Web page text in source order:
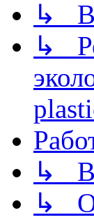
↳
↳
↳
↳